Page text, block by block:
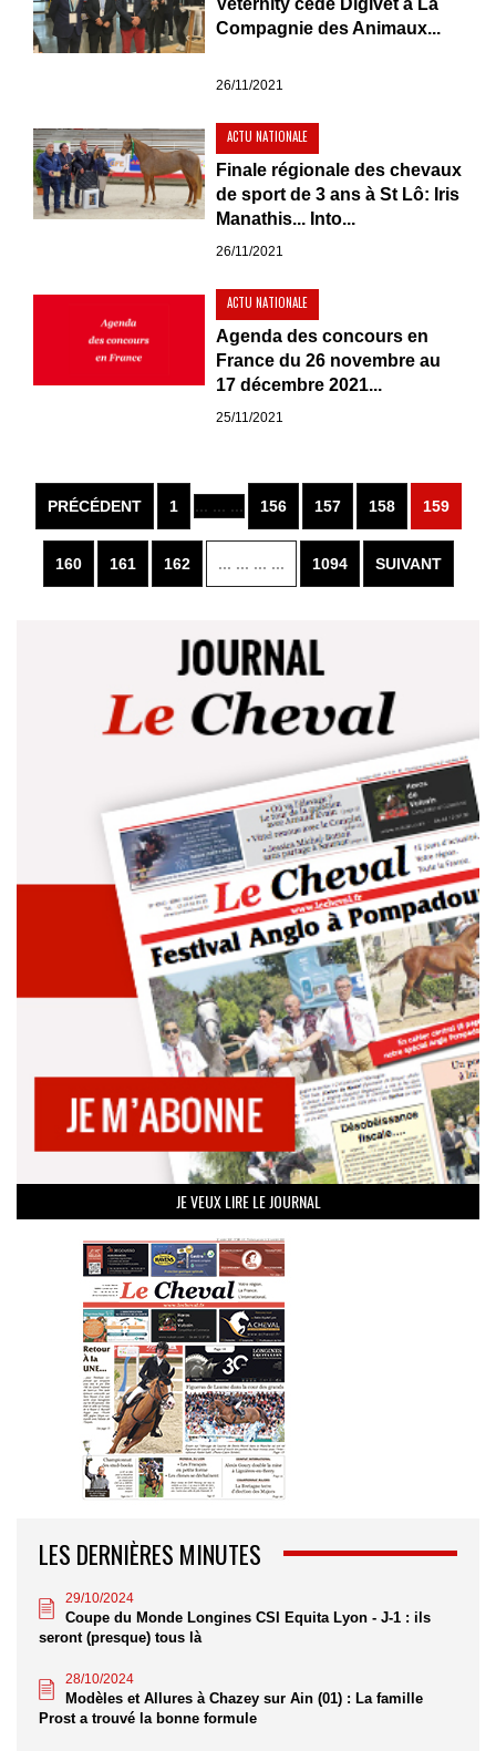
Veternity cède Digivet à La
Compagnie des Animaux...
26/11/2021
ACTU NATIONALE
Finale régionale des chevaux
de sport de 3 ans à St Lô: Iris
Manathis... Into...
26/11/2021
ACTU NATIONALE
Agenda des concours en
France du 26 novembre au
17 décembre 2021...
25/11/2021
PRÉCÉDENT 1 ... ... ... 156 157 158 159
160 161 162 ... ... ... ... 1094 SUIVANT
JE VEUX LIRE LE JOURNAL
LES DERNIÈRES MINUTES
29/10/2024
Coupe du Monde Longines CSI Equita Lyon - J-1 : ils
seront (presque) tous là
28/10/2024
Modèles et Allures à Chazey sur Ain (01) : La famille
Prost a trouvé la bonne formule